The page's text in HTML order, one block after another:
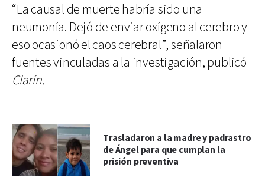
“La causal de muerte habría sido una
neumonía. Dejó de enviar oxígeno al cerebro y
eso ocasionó el caos cerebral”, señalaron
fuentes vinculadas a la investigación, publicó
Clarín.
Trasladaron a la madre y padrastro
de Ángel para que cumplan la
prisión preventiva